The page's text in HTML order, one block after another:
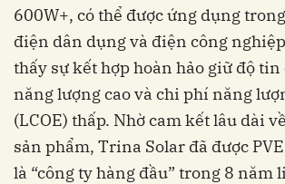
600W+, có thể được ứng dụng
điện dân dụng và điện công
thấy sự kết hợp hoàn hảo giữ độ tin
năng lượng cao và chi phí năng
(LCOE) thấp. Nhờ cam kết lâu dài
sản phẩm, Trina Solar đã được
là “công ty hàng đầu” trong 8 năm